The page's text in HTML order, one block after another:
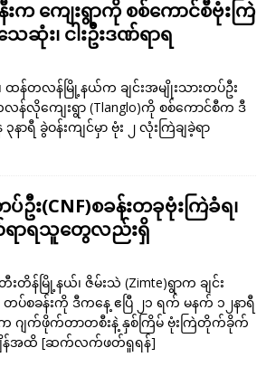
းက ကျေးရွာကို စစ်ကောင်စီဗုံးကြဲ
ဆုံး၊ ငါးဦးဒဏ်ရာရ
၊ ထန်တလန်မြို့နယ်က ချင်းအမျိုးသားတပ်ဦး
လန်လိုကျေးရွာ (Tlanglo)ကို စစ်ကောင်စီက ဒီ
ာရီ ခွဲဝန်းကျင်မှာ ဗုံး ၂ လုံးကြဲချခဲ့ရာ
ဦး(CNF)စခန်းတခုဗုံးကြဲခံရ၊
ရာရသူတွေလည်းရှိ
တီးတိန်မြို့နယ်၊ ဇိမ်းသဲ (Zimte)ရွာက ချင်း
တပ်စခန်းကို ဒီကနေ့ ဧပြီ ၂၁ ရက် မနက် ၁၂နာရီ
က ဂျက်ဖိုက်တာတစီးနဲ့ နှစ်ကြိမ် ဗုံးကြဲတိုက်ခိုက်
န်အထိ [ဆက်လက်ဖတ်ရှုရန်]